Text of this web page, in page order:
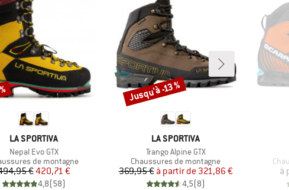
MARQUE
LA SPORTIVA
Article
Nepal Evo GTX
groupde montagne
Prix
€Prix réduit
420,71 €
4,8(58)
MARQUE
LA SPORTIVA
Article
Trango Alpine GTX
Product group
Chaussures de montagne
Prix
369,95 € Prix réduit
à partir de 321,86 €
4,5(8)
Remise
Jusqu'à -13 %
à